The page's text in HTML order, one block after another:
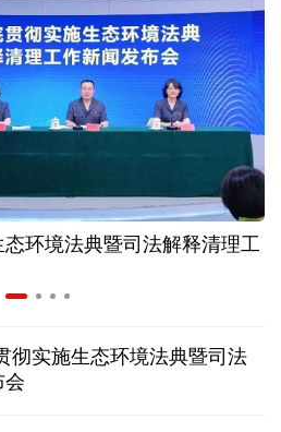
国高端钢材迎来密集突破
款新药选择网络平台首发
扩张 行业运行韧性较强
新业务火热，记者探访
人死亡 17人伤 凶手疑自杀
环境法典暨司法解释清理工
彻实施生态环境法典暨司法
会